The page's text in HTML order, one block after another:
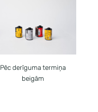
Pēc derīguma termiņa
beigām